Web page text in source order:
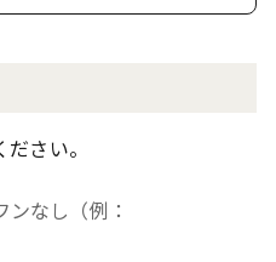
さい。
なし（例：